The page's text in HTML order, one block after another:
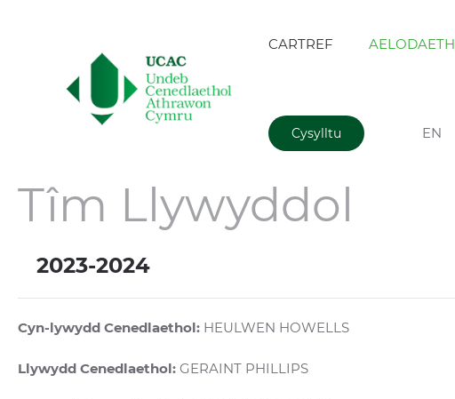
CARTREF AELODAETH
Cysylltu EN
Tîm Llywyddol
2023-2024
Cyn-lywydd Cenedlaethol: HEULWEN HOWELLS
Llywydd Cenedlaethol: GERAINT PHILLIPS